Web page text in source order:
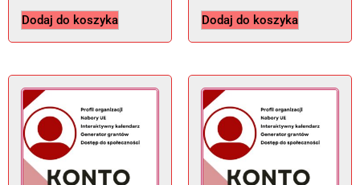
Dodaj do koszyka Dodaj do koszyka